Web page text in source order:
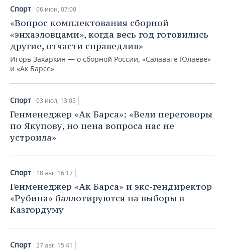
Спорт 06 июн, 07:00
«Вопрос комплектования сборной
«энхаэловцами», когда весь год готовились
другие, отчасти справедлив»
Игорь Захаркин — о сборной России, «Салавате Юлаеве»
и «Ак Барсе»
Спорт 03 июл, 13:05
Генменеджер «Ак Барса»: «Вели переговоры
по Якупову, но цена вопроса нас не
устроила»
Спорт 18 авг, 16:17
Генменеджер «Ак Барса» и экс-гендиректор
«Рубина» баллотируются на выборы в
Казгордуму
Спорт 27 авг, 15:41